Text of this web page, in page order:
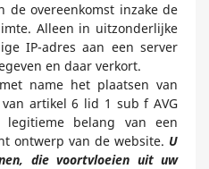
de overeenkomst inzake de
Alleen in uitzonderlijke
IP-adres aan een server
en daar verkort.
name het plaatsen van
artikel 6 lid 1 sub f AVG
legitieme belang van een
ontwerp van de website. U
die voortvloeien uit uw